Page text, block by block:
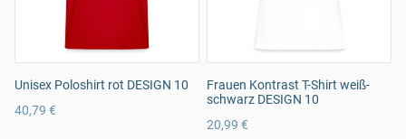
Unisex Poloshirt rot DESIGN 10
40,79 €
Frauen Kontrast T-Shirt weiß-
schwarz DESIGN 10
20,99 €